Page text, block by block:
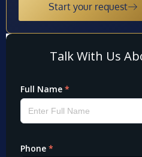
Start your request